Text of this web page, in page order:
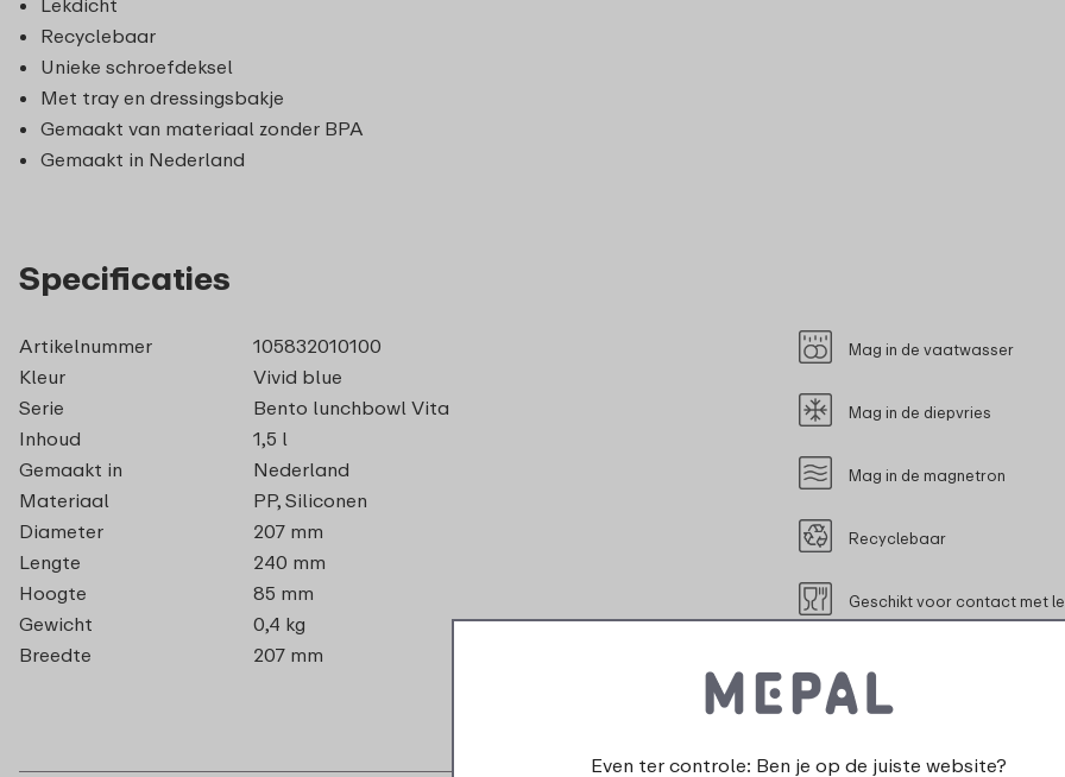
Lekdicht
Recyclebaar
Unieke schroefdeksel
Met tray en dressingsbakje
Gemaakt van materiaal zonder BPA
Gemaakt in Nederland
Specificaties
Artikelnummer
105832010100
Kleur
Vivid blue
Serie
Bento lunchbowl Vita
Inhoud
1,5 l
Gemaakt in
Nederland
Materiaal
PP, Siliconen
Diameter
207 mm
Lengte
240 mm
Hoogte
85 mm
Gewicht
0,4 kg
Breedte
207 mm
Mag in de vaatwasser
Mag in de diepvries
Mag in de magnetron
Recyclebaar
Geschikt voor contact met
Even ter controle: Ben je op de juiste website?